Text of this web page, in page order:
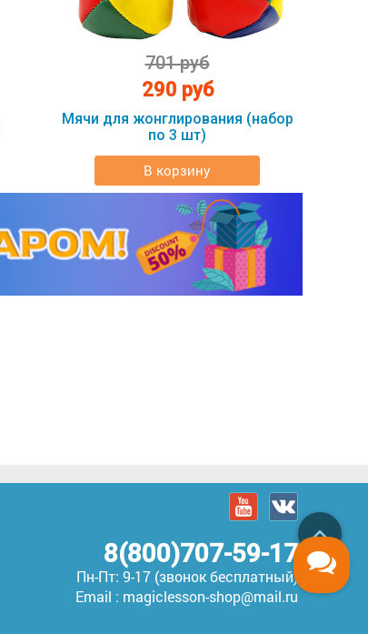
701 руб
290 руб
Мячи для жонглирования (набор
по 3 шт)
В корзину
8(800)707-59-17
Пн-Пт: 9-17 (звонок бесплатный)
Email : magiclesson-shop@mail.ru